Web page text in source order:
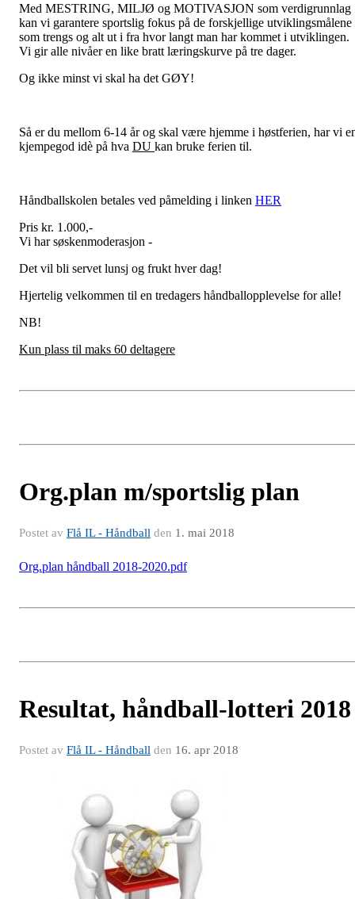
Med MESTRING, MILJØ og MOTIVASJON som verdigrunnlag
kan vi garantere sportslig fokus på de forskjellige utviklingsmålene
som trengs og alt ut i fra hvor langt man har kommet i utviklingen.
Vi gir alle nivåer en like bratt læringskurve på tre dager.
Og ikke minst vi skal ha det GØY!
Så er du mellom 6-14 år og skal være hjemme i høstferien, har vi
kjempegod idè på hva DU kan bruke ferien til.
Håndballskolen betales ved påmelding i linken HER
Pris kr. 1.000,-
Vi har søskenmoderasjon -
Det vil bli servet lunsj og frukt hver dag!
Hjertelig velkommen til en tredagers håndballopplevelse for alle!
NB!
Kun plass til maks 60 deltagere
Org.plan m/sportslig plan
Postet av Flå IL - Håndball den 1. mai 2018
Org.plan håndball 2018-2020.pdf
Resultat, håndball-lotteri 2018
Postet av Flå IL - Håndball den 16. apr 2018